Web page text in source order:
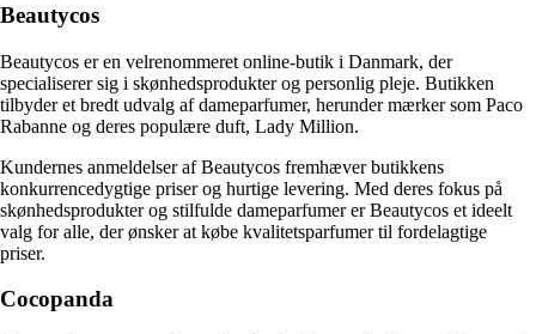
Beautycos
Beautycos er en velrenommeret online-butik i Danmark, der
specialiserer sig i skønhedsprodukter og personlig pleje. Butikken
tilbyder et bredt udvalg af dameparfumer, herunder mærker som Paco
Rabanne og deres populære duft, Lady Million.
Kundernes anmeldelser af Beautycos fremhæver butikkens
konkurrencedygtige priser og hurtige levering. Med deres fokus på
skønhedsprodukter og stilfulde dameparfumer er Beautycos et ideelt
valg for alle, der ønsker at købe kvalitetsparfumer til fordelagtige
priser.
Cocopanda